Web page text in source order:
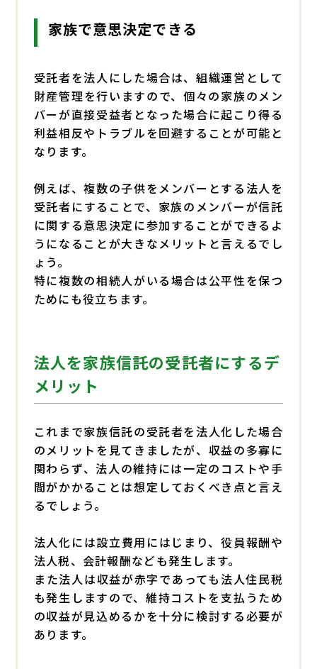
家族で意思決定できる
受託者を法人にした場合は、組織運営として
財産管理を行いますので、個々の家族のメン
バーが直接受益者となった場合に起こり得る
利益相反やトラブルを回避することが可能と
なります。
例えば、複数の子供をメンバーとする法人を
受託者にすることで、家族のメンバーが信託
に関する意思決定に参加することができるよ
うになることが大きなメリットと言えるでし
ょう。
特に複数の相続人がいる場合は公平性を保つ
ためにも役立ちます。
法人を家族信託の受託者にするデ
メリット
これまで家族信託の受託者を法人化した場合
のメリットを見てきましたが、収益の多寡に
関わらず、法人の維持には一定のコストや手
間がかかることは想定しておくべき点と言え
るでしょう。
法人化には設立費用にはじまり、役員報酬や
法人税、会計報酬なども発生します。
また法人は収益が赤字であっても法人住民税
も発生しますので、維持コストを支払うため
の収益が見込めるかを十分に検討する必要が
あります。